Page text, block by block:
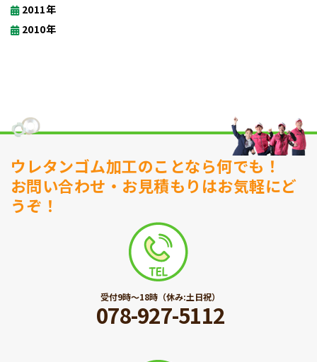
2011年
2010年
ウレタンゴム加工のことなら何でも！
お問い合わせ・お見積もりはお気軽にど
うぞ！
受付9時〜18時（休み:土日祝）
078-927-5112